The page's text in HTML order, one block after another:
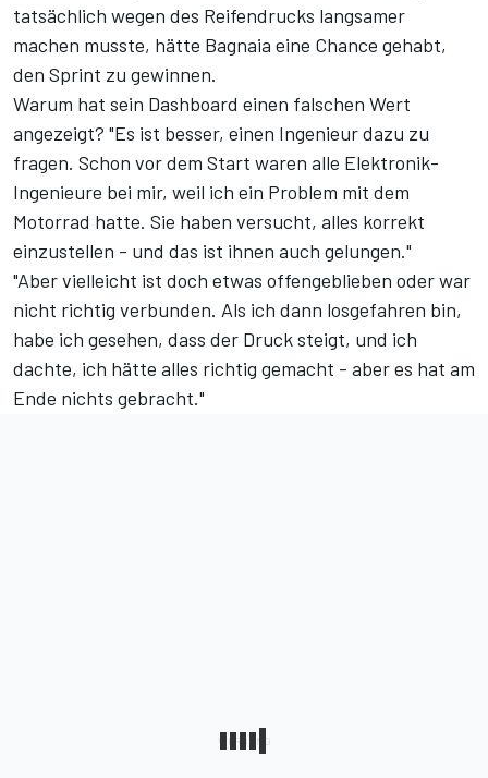
tatsächlich wegen des Reifendrucks langsamer
machen musste, hätte Bagnaia eine Chance gehabt,
den Sprint zu gewinnen.
Warum hat sein Dashboard einen falschen Wert
angezeigt? "Es ist besser, einen Ingenieur dazu zu
fragen. Schon vor dem Start waren alle Elektronik-
Ingenieure bei mir, weil ich ein Problem mit dem
Motorrad hatte. Sie haben versucht, alles korrekt
einzustellen - und das ist ihnen auch gelungen."
"Aber vielleicht ist doch etwas offengeblieben oder war
nicht richtig verbunden. Als ich dann losgefahren bin,
habe ich gesehen, dass der Druck steigt, und ich
dachte, ich hätte alles richtig gemacht - aber es hat am
Ende nichts gebracht."